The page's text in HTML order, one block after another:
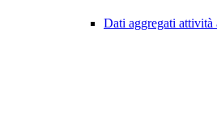
Dati aggregati attività